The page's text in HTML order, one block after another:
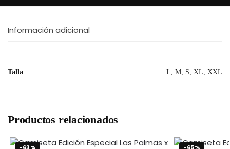
Información adicional
Talla L, M, S, XL, XXL
Productos relacionados